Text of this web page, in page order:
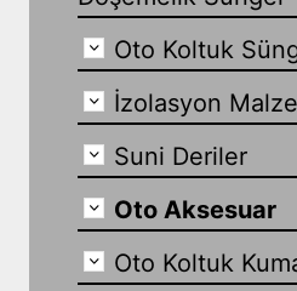
Oto Koltuk
İzolasyon
Suni Deriler
Oto Aksesuar
Oto Koltuk